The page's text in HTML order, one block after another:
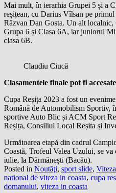
Mai mult, în ierarhia Grupei 5 și a
reșițean, cu Darius Vîlsan pe
Răzvan Dan Gosta. Un alt localnic,
Grupa 6 și Clasa 6A, iar juniorul
clasa 6B.
Claudiu Ciucă
Clasamentele finale pot fi accesate
Cupa Reșița 2023 a fost un
Română de Automobilism Sportiv,
sportive Auto Blic și ACM Sport
Reșița, Consiliul Local Reșita și
Următoarea etapă din cadrul
Coastă, Trofeul Valea Uzului, se va
iulie, la Dărmănești (Bacău).
Posted in Noutăţi, sport slide,
national de viteza in coasta, cupa
domanului, viteza in coasta